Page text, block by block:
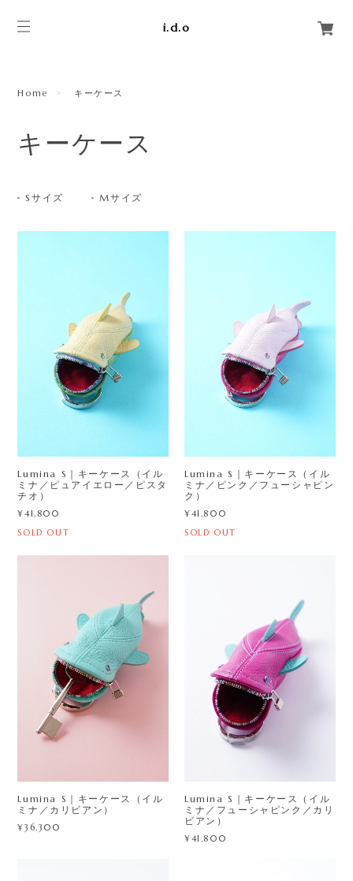
i.d.o
Home キーケース
キーケース
Sサイズ Mサイズ
Lumina S｜キーケース（イル
ミナ／ピュアイエロー／ピスタ
チオ）
¥41,800
SOLD OUT
Lumina S｜キーケース（イル
ミナ／ピンク／フューシャピン
ク）
¥41,800
SOLD OUT
Lumina S｜キーケース（イル
ミナ／カリビアン）
¥36,300
Lumina S｜キーケース（イル
ミナ／フューシャピンク／カリ
ビアン）
¥41,800